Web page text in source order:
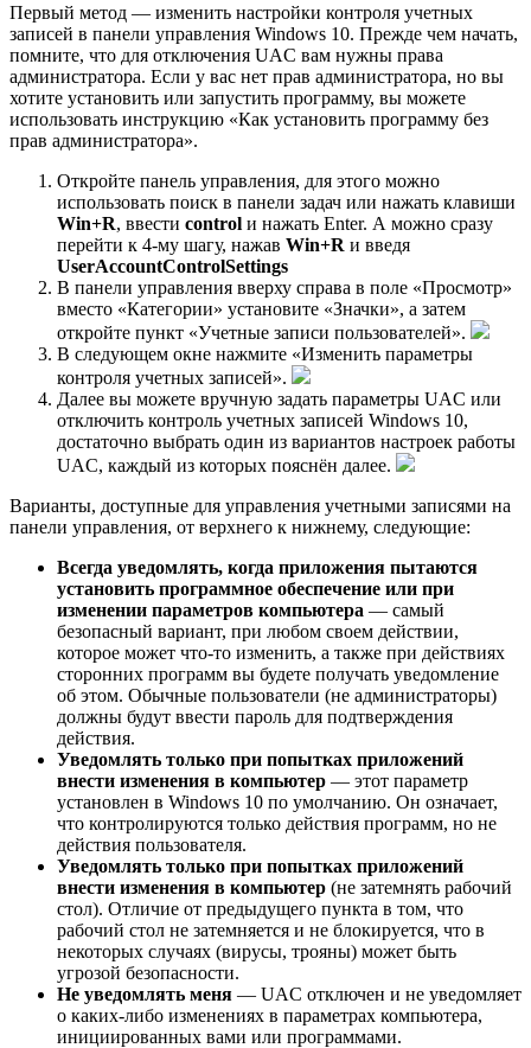
Первый метод — изменить настройки контроля учетных
записей в панели управления Windows 10. Прежде чем начать,
помните, что для отключения UAC вам нужны права
администратора. Если у вас нет прав администратора, но вы
хотите установить или запустить программу, вы можете
использовать инструкцию «Как установить программу без
прав администратора».
Откройте панель управления, для этого можно
использовать поиск в панели задач или нажать клавиши
Win+R, ввести control и нажать Enter. А можно сразу
перейти к 4-му шагу, нажав Win+R и введя
UserAccountControlSettings
В панели управления вверху справа в поле «Просмотр»
вместо «Категории» установите «Значки», а затем
откройте пункт «Учетные записи пользователей».
В следующем окне нажмите «Изменить параметры
контроля учетных записей».
Далее вы можете вручную задать параметры UAC или
отключить контроль учетных записей Windows 10,
достаточно выбрать один из вариантов настроек работы
UAC, каждый из которых пояснён далее.
Варианты, доступные для управления учетными записями на
панели управления, от верхнего к нижнему, следующие:
Всегда уведомлять, когда приложения пытаются
установить программное обеспечение или при
изменении параметров компьютера — самый
безопасный вариант, при любом своем действии,
которое может что-то изменить, а также при действиях
сторонних программ вы будете получать уведомление
об этом. Обычные пользователи (не администраторы)
должны будут ввести пароль для подтверждения
действия.
Уведомлять только при попытках приложений
внести изменения в компьютер — этот параметр
установлен в Windows 10 по умолчанию. Он означает,
что контролируются только действия программ, но не
действия пользователя.
Уведомлять только при попытках приложений
внести изменения в компьютер (не затемнять рабочий
стол). Отличие от предыдущего пункта в том, что
рабочий стол не затемняется и не блокируется, что в
некоторых случаях (вирусы, трояны) может быть
угрозой безопасности.
Не уведомлять меня — UAC отключен и не уведомляет
о каких-либо изменениях в параметрах компьютера,
инициированных вами или программами.